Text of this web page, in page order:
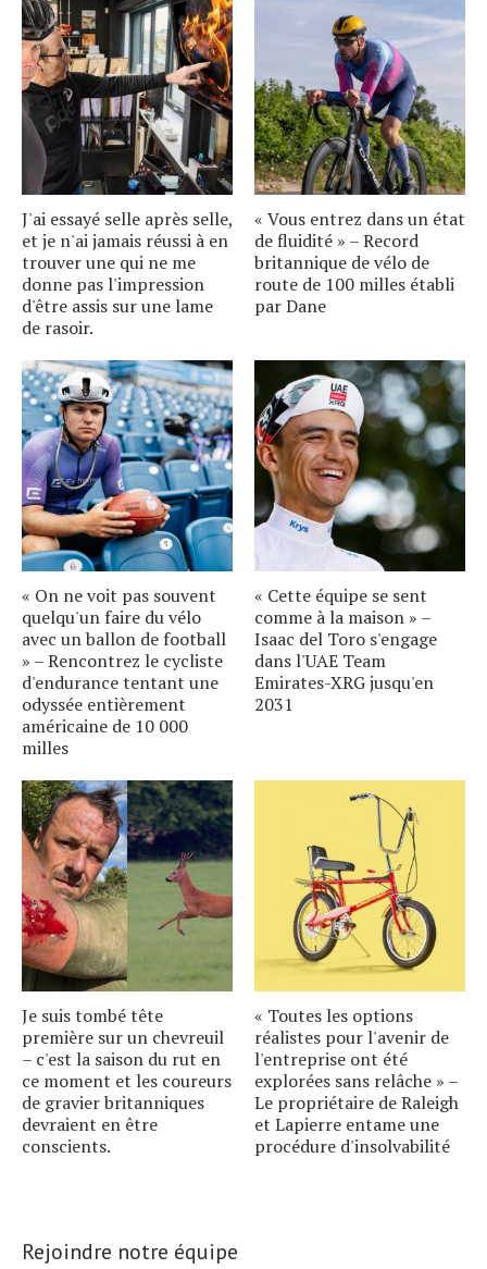
J'ai essayé selle après selle,
et je n'ai jamais réussi à en
trouver une qui ne me
donne pas l'impression
d'être assis sur une lame
de rasoir.
« Vous entrez dans un état
de fluidité » – Record
britannique de vélo de
route de 100 milles établi
par Dane
« On ne voit pas souvent
quelqu'un faire du vélo
avec un ballon de football
» – Rencontrez le cycliste
d'endurance tentant une
odyssée entièrement
américaine de 10 000
milles
« Cette équipe se sent
comme à la maison » –
Isaac del Toro s'engage
dans l'UAE Team
Emirates-XRG jusqu'en
2031
Je suis tombé tête
première sur un chevreuil
– c'est la saison du rut en
ce moment et les coureurs
de gravier britanniques
devraient en être
conscients.
« Toutes les options
réalistes pour l'avenir de
l'entreprise ont été
explorées sans relâche » –
Le propriétaire de Raleigh
et Lapierre entame une
procédure d'insolvabilité
Rejoindre notre équipe